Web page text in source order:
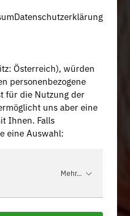
Datenschutzerklärung
Österreich), würden
personenbezogene
für die Nutzung der
uns aber eine
Ihnen. Falls
eine Auswahl:
Mehr...